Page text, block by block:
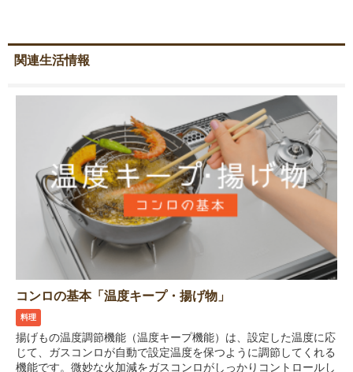
関連生活情報
コンロの基本「温度キープ・揚げ物」
料理
揚げもの温度調節機能（温度キープ機能）は、設定した温度に応
じて、ガスコンロが自動で設定温度を保つように調節してくれる
機能です。微妙な火加減をガスコンロがしっかりコントロールし